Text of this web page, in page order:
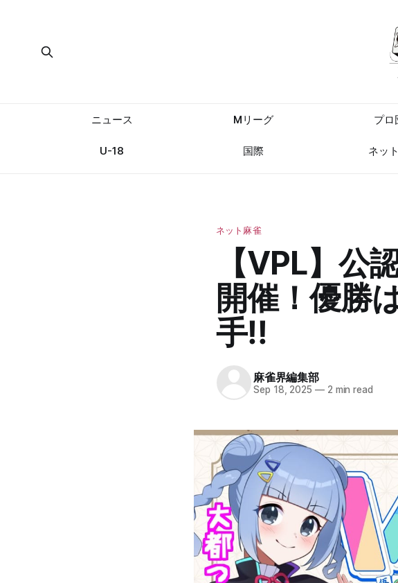
ニュース Mリーグ プロ
U-18 国際 ネッ
ネット麻雀
【VPL】公
開催！優勝
手‼
麻雀界編集部
Sep 18, 2025 —2 min read